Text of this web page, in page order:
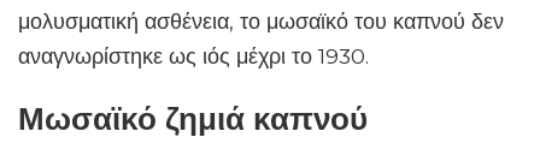
μολυσματική ασθένεια, το μωσαϊκό του καπνού δεν
αναγνωρίστηκε ως ιός μέχρι το 1930.
Μωσαϊκό ζημιά καπνού